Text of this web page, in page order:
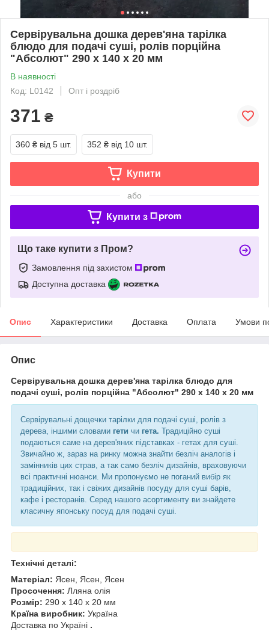
Сервірувальна дошка дерев'яна тарілка
блюдо для подачі суші, ролів порційна
"Абсолют" 290 х 140 х 20 мм
В наявності
Код: L0142
Опт і роздріб
371 ₴
360 ₴ від 5 шт. 352 ₴ від 10 шт.
Купити
або
Купити з
Що таке купити з Пром?
Замовлення під захистом
Доступна доставка
Опис Характеристики Доставка Оплата Умови
Опис
Сервірувальна дошка дерев'яна тарілка блюдо для
подачі суші, ролів порційна "Абсолют" 290 х 140 х 20 мм
Сервірувальні дощечки тарілки для подачі суші, ролів з
дерева, іншими словами гети чи гета. Традиційно суші
подаються саме на дерев'яних підставках - гетах для суші.
Звичайно ж, зараз на ринку можна знайти безліч аналогів і
замінників цих страв, а так само безліч дизайнів, враховуючи
всі практичні нюанси. Ми пропонуємо не поганий вибір як
традиційних, так і свіжих дизайнів посуду для суші барів,
кафе і ресторанів. Серед нашого асортименту ви знайдете
класичну японську посуд для подачі суші.
Технічні деталі:
Матеріал: Ясен, Ясен, Ясен
Просочення: Лляна олія
Розмір: 290 х 140 х 20 мм
Країна виробник: Україна
Доставка по Україні .